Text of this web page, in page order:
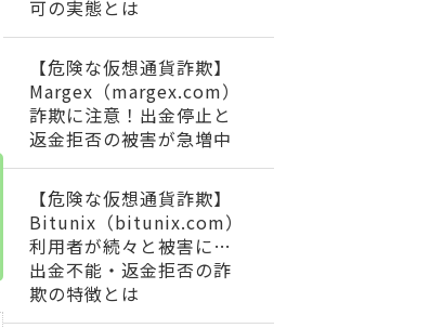
可の実態とは
【危険な仮想通貨詐欺】
Margex（margex.com）
詐欺に注意！出金停止と
返金拒否の被害が急増中
【危険な仮想通貨詐欺】
Bitunix（bitunix.com）
利用者が続々と被害に…
出金不能・返金拒否の詐
欺の特徴とは